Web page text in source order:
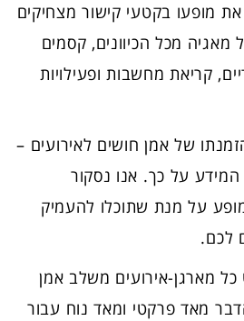
את מופעו בקטעי קישור מצחיקים
מאגיה מכל הכיוונים, קסמים
קריאת מחשבות ופעילויות
של אמן חושים לאירועים –
על כך. אנו נסקור
על מנת שתוכלו להעמיק
לכם.
מארגן-אירועים משלב אמן
מאד פרקטי ומאד נוח עבור